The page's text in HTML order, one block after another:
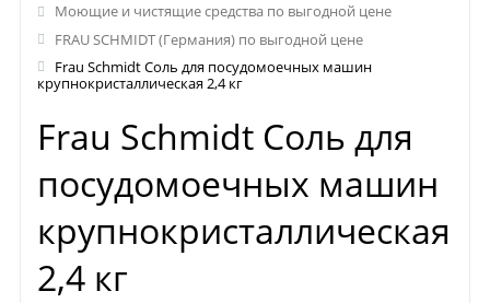
Моющие и чистящие средства по выгодной цене
FRAU SCHMIDT (Германия) по выгодной цене
Frau Schmidt Соль для посудомоечных машин
крупнокристаллическая 2,4 кг
Frau Schmidt Соль для
посудомоечных машин
крупнокристаллическая
2,4 кг